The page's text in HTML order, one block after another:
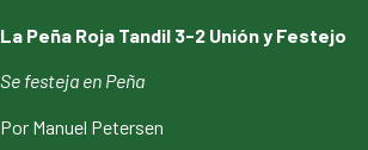
La Peña Roja Tandil 3-2 Unión y Festejo
Se festeja en Peña
Por Manuel Petersen